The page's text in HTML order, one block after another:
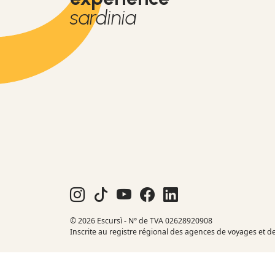
sardinia
© 2026 Escursì - N° de TVA 02628920908
Inscrite au registre régional des agences de voyages et